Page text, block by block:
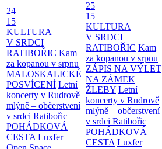
24
15
KULTURA
V SRDCI
RATIBOŘIC Kam
za kopanou v srpnu
MALOSKALICKÉ
POSVÍCENÍ Letní
koncerty v Rudrově
mlýně – občerstvení
v srdci Ratibořic
POHÁDKOVÁ
CESTA Luxfer
25
15
KULTURA
V SRDCI
RATIBOŘIC Kam
za kopanou v srpnu
ZÁPIS NA VÝLET
NA ZÁMEK
ŽLEBY Letní
koncerty v Rudrově
mlýně – občerstvení
v srdci Ratibořic
POHÁDKOVÁ
CESTA Luxfer